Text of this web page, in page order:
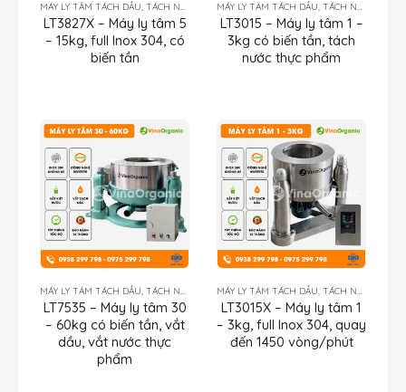
MÁY LY TÂM TÁCH DẦU, TÁCH NƯỚC
LT3827X – Máy ly tâm 5
– 15kg, full Inox 304, có
biến tần
MÁY LY TÂM TÁCH DẦU, TÁCH NƯỚC
LT3015 – Máy ly tâm 1 –
3kg có biến tần, tách
nước thực phẩm
MÁY LY TÂM TÁCH DẦU, TÁCH NƯỚC
LT7535 – Máy ly tâm 30
– 60kg có biến tần, vắt
dầu, vắt nước thực
phẩm
MÁY LY TÂM TÁCH DẦU, TÁCH NƯỚC
LT3015X – Máy ly tâm 1
– 3kg, full Inox 304, quay
đến 1450 vòng/phút